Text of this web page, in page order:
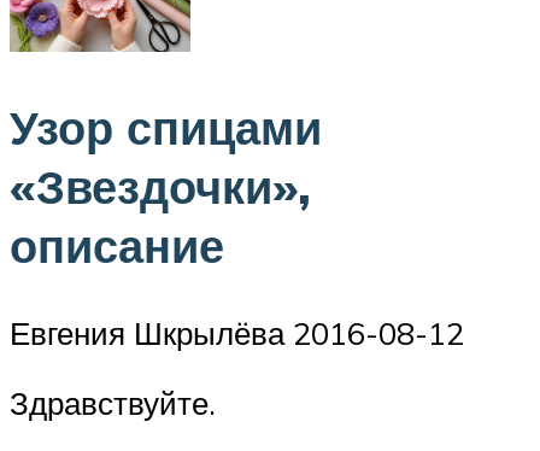
Узор спицами
«Звездочки»,
описание
Евгения Шкрылёва 2016-08-12
Здравствуйте.